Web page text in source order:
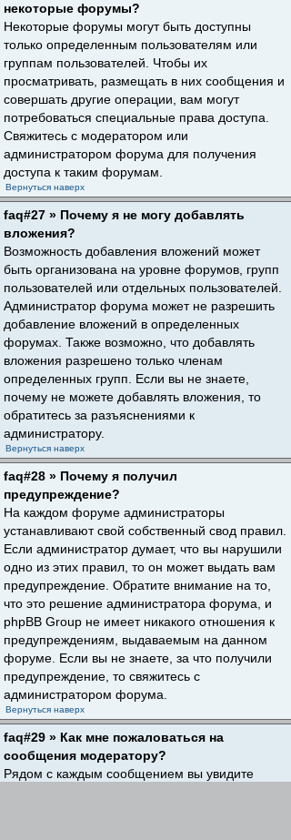
некоторые форумы?
Некоторые форумы могут быть доступны
только определенным пользователям или
группам пользователей. Чтобы их
просматривать, размещать в них сообщения и
совершать другие операции, вам могут
потребоваться специальные права доступа.
Свяжитесь с модератором или
администратором форума для получения
доступа к таким форумам.
Вернуться наверх
faq#27 » Почему я не могу добавлять
вложения?
Возможность добавления вложений может
быть организована на уровне форумов, групп
пользователей или отдельных пользователей.
Администратор форума может не разрешить
добавление вложений в определенных
форумах. Также возможно, что добавлять
вложения разрешено только членам
определенных групп. Если вы не знаете,
почему не можете добавлять вложения, то
обратитесь за разъяснениями к
администратору.
Вернуться наверх
faq#28 » Почему я получил
предупреждение?
На каждом форуме администраторы
устанавливают свой собственный свод правил.
Если администратор думает, что вы нарушили
одно из этих правил, то он может выдать вам
предупреждение. Обратите внимание на то,
что это решение администратора форума, и
phpBB Group не имеет никакого отношения к
предупреждениям, выдаваемым на данном
форуме. Если вы не знаете, за что получили
предупреждение, то свяжитесь с
администратором форума.
Вернуться наверх
faq#29 » Как мне пожаловаться на
сообщения модератору?
Рядом с каждым сообщением вы увидите